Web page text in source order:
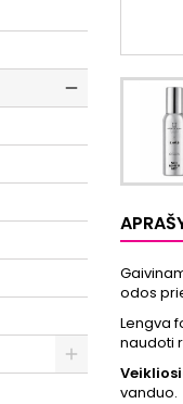
odos
Lengva
naudoti
vanduo.